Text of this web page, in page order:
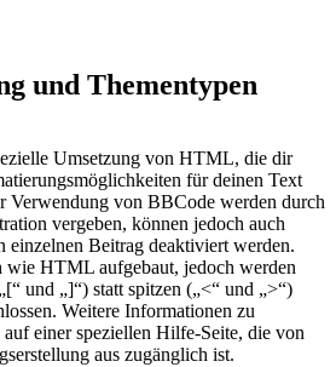
und Thementypen
Umsetzung von HTML, die dir
für deinen Text
Verwendung von BBCode werden durch
vergeben, können jedoch auch
einzelnen Beitrag deaktiviert werden.
wie HTML aufgebaut, jedoch werden
und „]“) statt spitzen („<“ und „>“)
Weitere Informationen zu
einer speziellen Hilfe-Seite, die von
aus zugänglich ist.